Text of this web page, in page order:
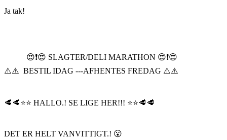
Ja tak!
😍❗️😍 SLAGTER/DELI MARATHON 😍❗️😍
⚠️⚠️ BESTIL IDAG ---AFHENTES FREDAG ⚠️⚠️
🥩🥩⭐️⭐️ HALLO.! SE LIGE HER!!! ⭐️⭐️🥩🥩
DET ER HELT VANVITTIGT.! 😮